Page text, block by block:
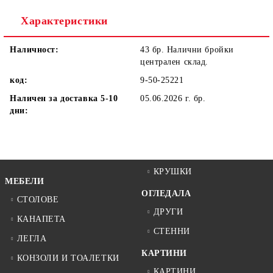
Характеристики
Наличност:
43 бр. Налични бройки
централен склад.
код:
9-50-25221
Наличен за доставка 5-10
дни:
05.06.2026 г. бр.
МЕБЕЛИ
СТОЛОВЕ
КАНАПЕТА
ЛЕГЛА
КОНЗОЛИ И ТОАЛЕТКИ
КРУШКИ
ОГЛЕДАЛА
ДРУГИ
СТЕННИ
КАРТИНИ